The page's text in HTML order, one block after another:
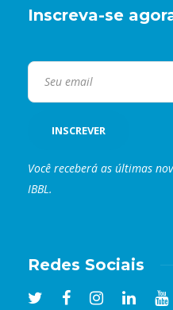
Inscreva-se
Você receberá as últimas
IBBL.
Redes Sociais